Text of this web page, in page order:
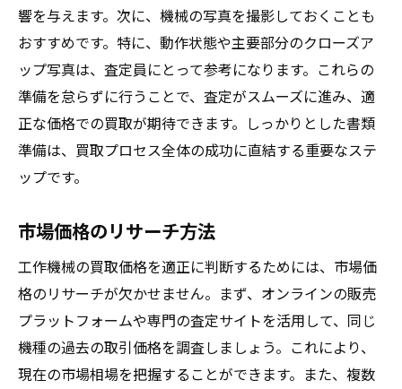
過去の取引事例から学ぶ適正価格
価格変動要因の分析
専門家のアドバイスを活用する
適正価格での売却を目指すための戦略
買取プロセスをスマートに進めるための工作機
械の準備
査定当日の流れと注意点
買取後の手続きと対応方法
トラブル防止のための対策
準備を成功させるためのチェックリスト
満足のいく工作機械買取を実現するための秘訣
響を与えます。次に、機械の写真を撮影しておくことも
おすすめです。特に、動作状態や主要部分のクローズア
ップ写真は、査定員にとって参考になります。これらの
準備を怠らずに行うことで、査定がスムーズに進み、適
正な価格での買取が期待できます。しっかりとした書類
準備は、買取プロセス全体の成功に直結する重要なステ
ップです。
市場価格のリサーチ方法
工作機械の買取価格を適正に判断するためには、市場価
格のリサーチが欠かせません。まず、オンラインの販売
プラットフォームや専門の査定サイトを活用して、同じ
機種の過去の取引価格を調査しましょう。これにより、
現在の市場相場を把握することができます。また、複数